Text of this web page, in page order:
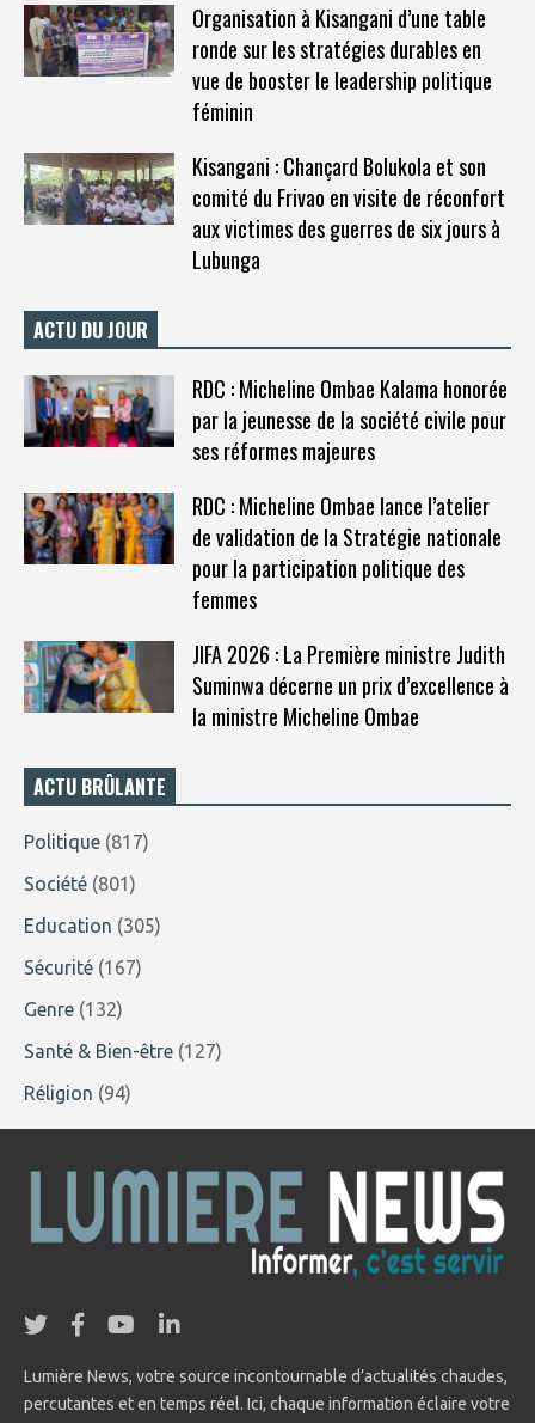
Organisation à Kisangani d’une table
ronde sur les stratégies durables en
vue de booster le leadership politique
féminin
Kisangani : Chançard Bolukola et son
comité du Frivao en visite de réconfort
aux victimes des guerres de six jours à
Lubunga
ACTU DU JOUR
RDC : Micheline Ombae Kalama honorée
par la jeunesse de la société civile pour
ses réformes majeures
RDC : Micheline Ombae lance l’atelier
de validation de la Stratégie nationale
pour la participation politique des
femmes
JIFA 2026 : La Première ministre Judith
Suminwa décerne un prix d’excellence à
la ministre Micheline Ombae
ACTU BRÛLANTE
Politique (817)
Société (801)
Education (305)
Sécurité (167)
Genre (132)
Santé & Bien-être (127)
Réligion (94)
Lumière News, votre source incontournable d’actualités chaudes,
percutantes et en temps réel. Ici, chaque information éclaire votre